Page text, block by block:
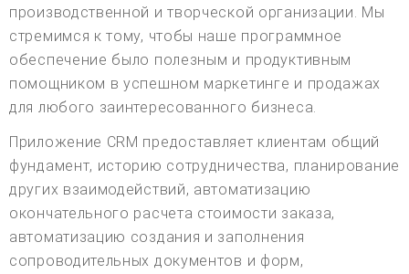
производственной и творческой организации. Мы
стремимся к тому, чтобы наше программное
обеспечение было полезным и продуктивным
помощником в успешном маркетинге и продажах
для любого заинтересованного бизнеса.
Приложение CRM предоставляет клиентам общий
фундамент, историю сотрудничества, планирование
других взаимодействий, автоматизацию
окончательного расчета стоимости заказа,
автоматизацию создания и заполнения
сопроводительных документов и форм,